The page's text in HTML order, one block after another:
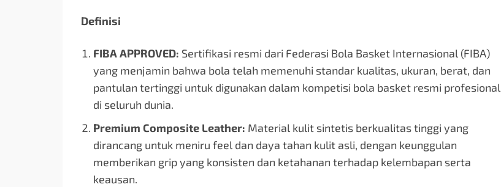
Definisi
FIBA APPROVED: Sertifikasi resmi dari Federasi Bola Basket Internasional (FIBA)
yang menjamin bahwa bola telah memenuhi standar kualitas, ukuran, berat, dan
pantulan tertinggi untuk digunakan dalam kompetisi bola basket resmi profesional
di seluruh dunia.
Premium Composite Leather: Material kulit sintetis berkualitas tinggi yang
dirancang untuk meniru feel dan daya tahan kulit asli, dengan keunggulan
memberikan grip yang konsisten dan ketahanan terhadap kelembapan serta
keausan.